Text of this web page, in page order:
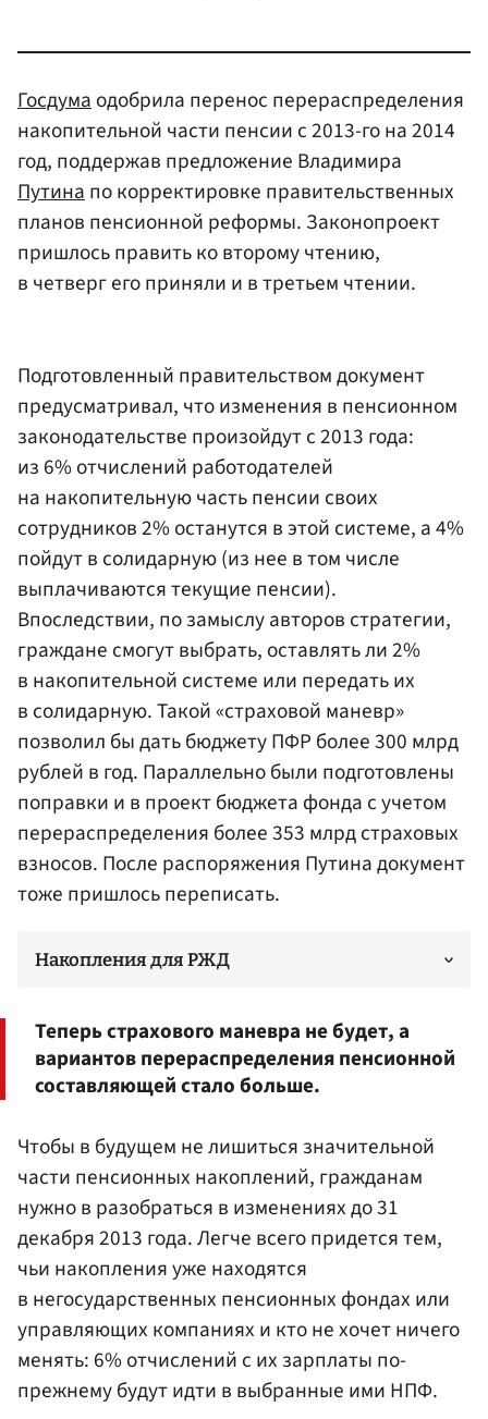
Госдумаодобрила перенос перераспределения
накопительной части пенсии с 2013-го на 2014
год, поддержав предложение Владимира
Путинапо корректировке правительственных
планов пенсионной реформы. Законопроект
пришлось править ко второму чтению,
в четверг его приняли и в третьем чтении.
Подготовленный правительством документ
предусматривал, что изменения в пенсионном
законодательстве произойдут с 2013 года:
из 6% отчислений работодателей
на накопительную часть пенсии своих
сотрудников 2% останутся в этой системе, а 4%
пойдут в солидарную (из нее в том числе
выплачиваются текущие пенсии).
Впоследствии, по замыслу авторов стратегии,
граждане смогут выбрать, оставлять ли 2%
в накопительной системе или передать их
в солидарную. Такой «страховой маневр»
позволил бы дать бюджету ПФР более 300 млрд
рублей в год. Параллельно были подготовлены
поправки и в проект бюджета фонда с учетом
перераспределения более 353 млрд страховых
взносов. После распоряжения Путина документ
тоже пришлось переписать.
Накопления для РЖД
Теперь страхового маневра не будет, а
вариантов перераспределения пенсионной
составляющей стало больше.
Чтобы в будущем не лишиться значительной
части пенсионных накоплений, гражданам
нужно в разобраться в изменениях до 31
декабря 2013 года. Легче всего придется тем,
чьи накопления уже находятся
в негосударственных пенсионных фондах или
управляющих компаниях и кто не хочет ничего
менять: 6% отчислений с их зарплаты по-
прежнему будут идти в выбранные ими НПФ.